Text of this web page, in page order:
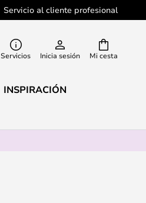
Servicio al cliente profesional
Mi cesta
Servicios Inicia sesión
INSPIRACIÓN